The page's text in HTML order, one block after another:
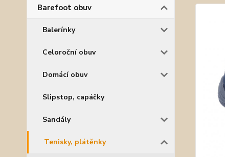
Barefoot obuv
Balerínky
Celoroční obuv
Domácí obuv
Slipstop, capáčky
Sandály
Tenisky, plátěnky